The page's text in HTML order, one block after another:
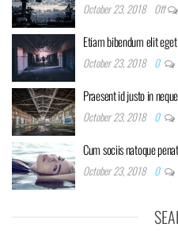
October 23, 2018 Off
Etiam bibendum elit
October 23, 2018 0
Praesent id justo in
October 23, 2018 0
Cum sociis natoque
October 23, 2018 0